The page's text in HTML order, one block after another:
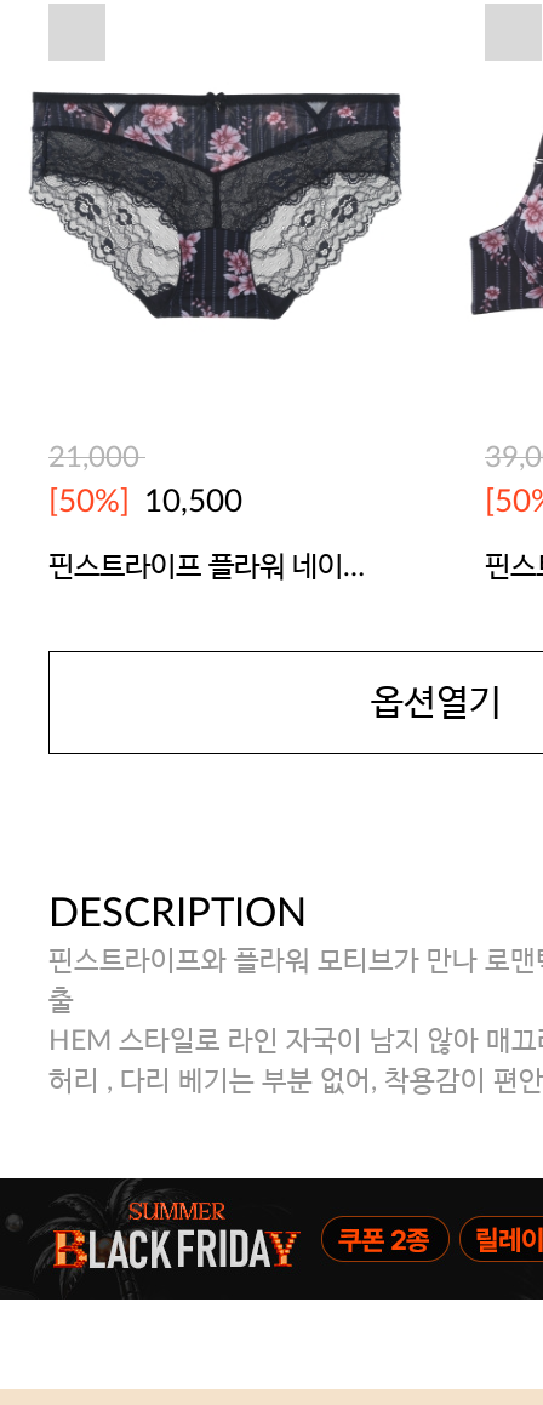
[썸머블프] 2만원 할인 쿠폰(8.1~31)
21,000
[50%] 10,500
핀스트라이프 플라워 네이비
핀스
옵션열기
DESCRIPTION
핀스트라이프와 플라워 모티브가 만나 로
출
HEM 스타일로 라인 자국이 남지 않아 매
허리 , 다리 베기는 부분 없어, 착용감이 편